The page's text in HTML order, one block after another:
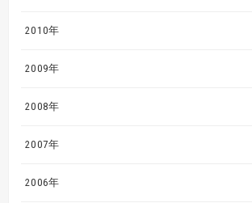
2010年
2009年
2008年
2007年
2006年